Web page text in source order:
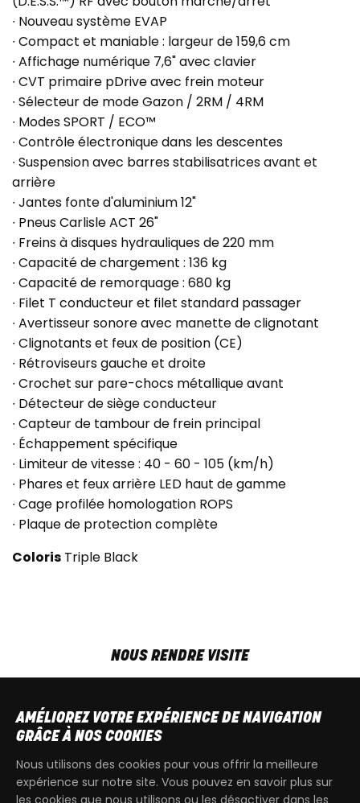
∙ Nouveau système EVAP
∙ Compact et maniable : largeur de 159,6 cm
∙ Affichage numérique 7,6" avec clavier
∙ CVT primaire pDrive avec frein moteur
∙ Sélecteur de mode Gazon / 2RM / 4RM
∙ Modes SPORT / ECO™
∙ Contrôle électronique dans les descentes
∙ Suspension avec barres stabilisatrices avant et
arrière
∙ Jantes fonte d'aluminium 12"
∙ Pneus Carlisle ACT 26"
∙ Freins à disques hydrauliques de 220 mm
∙ Capacité de chargement : 136 kg
∙ Capacité de remorquage : 680 kg
∙ Filet T conducteur et filet standard passager
∙ Avertisseur sonore avec manette de clignotant
∙ Clignotants et feux de position (CE)
∙ Rétroviseurs gauche et droite
∙ Crochet sur pare-chocs métallique avant
∙ Détecteur de siège conducteur
∙ Capteur de tambour de frein principal
∙ Échappement spécifique
∙ Limiteur de vitesse : 40 - 60 - 105 (km/h)
∙ Phares et feux arrière LED haut de gamme
∙ Cage profilée homologation ROPS
∙ Plaque de protection complète
Coloris Triple Black
NOUS RENDRE VISITE
SAM9h00 - 13h30
T+32 64 700 970
AMÉLIOREZ VOTRE EXPÉRIENCE DE NAVIGATION
GRÂCE À NOS COOKIES
Nous utilisons des cookies pour vous offrir la meilleure
expérience sur notre site. Vous pouvez en savoir plus sur
les cookies que nous utilisons ou les désactiver dans les